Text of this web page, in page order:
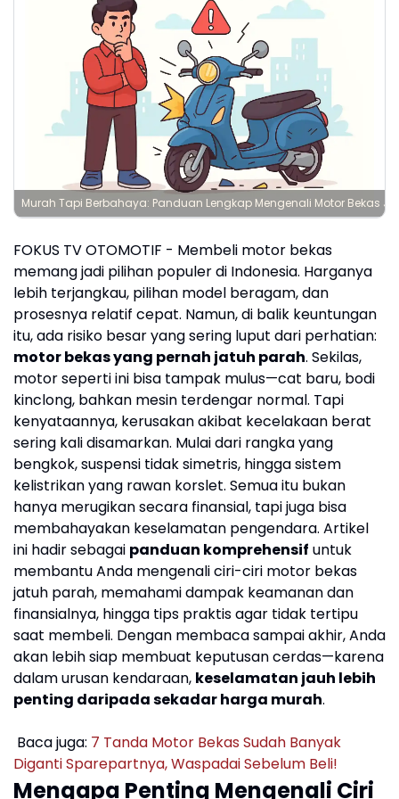
Murah Tapi Berbahaya: Panduan Lengkap Mengenali Motor Bekas
FOKUS TV OTOMOTIF - Membeli motor bekas
memang jadi pilihan populer di Indonesia. Harganya
lebih terjangkau, pilihan model beragam, dan
prosesnya relatif cepat. Namun, di balik keuntungan
itu, ada risiko besar yang sering luput dari perhatian:
motor bekas yang pernah jatuh parah. Sekilas,
motor seperti ini bisa tampak mulus—cat baru, bodi
kinclong, bahkan mesin terdengar normal. Tapi
kenyataannya, kerusakan akibat kecelakaan berat
sering kali disamarkan. Mulai dari rangka yang
bengkok, suspensi tidak simetris, hingga sistem
kelistrikan yang rawan korslet. Semua itu bukan
hanya merugikan secara finansial, tapi juga bisa
membahayakan keselamatan pengendara. Artikel
ini hadir sebagai panduan komprehensif untuk
membantu Anda mengenali ciri-ciri motor bekas
jatuh parah, memahami dampak keamanan dan
finansialnya, hingga tips praktis agar tidak tertipu
saat membeli. Dengan membaca sampai akhir, Anda
akan lebih siap membuat keputusan cerdas—karena
dalam urusan kendaraan, keselamatan jauh lebih
penting daripada sekadar harga murah.
Baca juga: 7 Tanda Motor Bekas Sudah Banyak
Diganti Sparepartnya, Waspadai Sebelum Beli!
Mengapa Penting Mengenali Ciri